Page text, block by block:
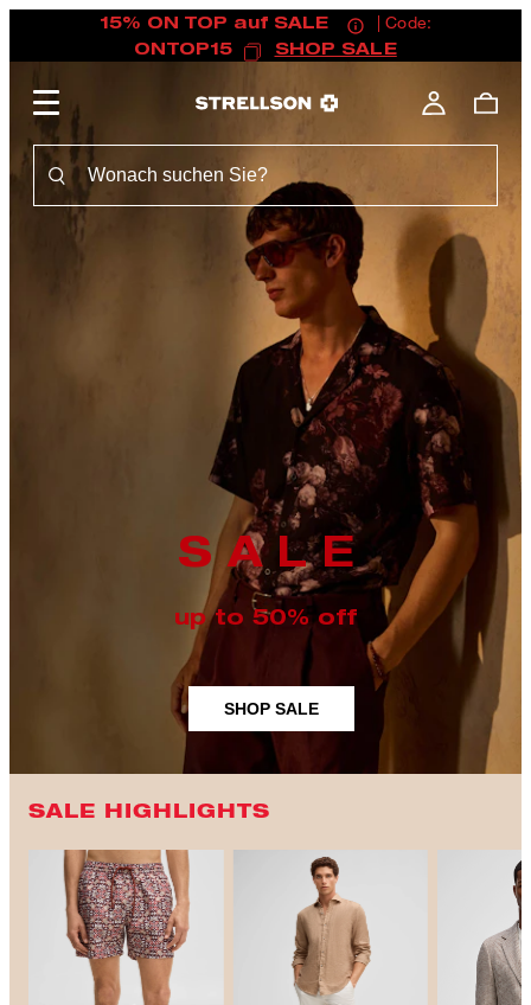
15% ON TOP auf SALE
| Code:
ONTOP15
SHOP SALE
S A L E
up to 50% off
SHOP SALE
SALE HIGHLIGHTS